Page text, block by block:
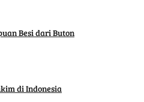
Besi dari Buton
di Indonesia